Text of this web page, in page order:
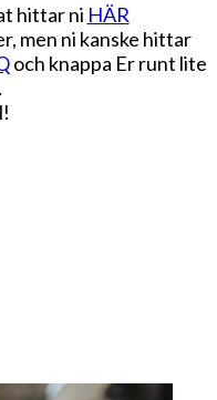
hittar ni HÄR
men ni kanske hittar
och knappa Er runt lite